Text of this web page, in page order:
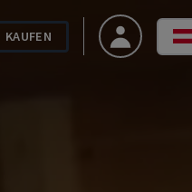
KAUFEN